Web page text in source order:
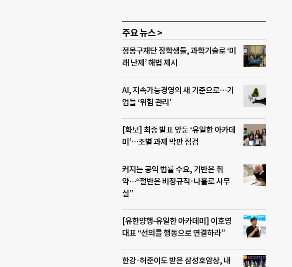
주요 뉴스 >
정몽구재단 장학생들, 과학기술로 ‘미
래 난제’ 해법 제시
AI, 지속가능경영의 새 기준으로…기
업들 ‘위험 관리’
[화보] 최종 발표 앞둔 ‘유일한 아카데
미’…조별 과제 막판 점검
커지는 공익 법률 수요, 기반은 취
약…“절반은 비정규직·나홀로 사무
실”
[유한양행-유일한 아카데미] 이호영
대표 “선의를 행동으로 연결하라”
한강·허준이도 받은 삼성호암상, 내